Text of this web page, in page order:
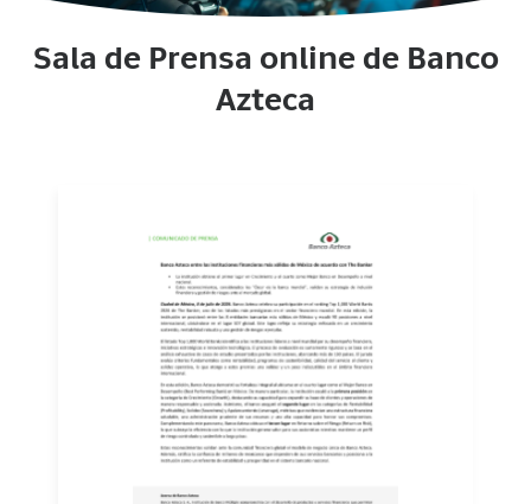
Sala de Prensa online de Banco
Azteca